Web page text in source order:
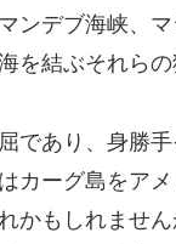
ンデブ海峡、
を結ぶそれら
であり、身勝
カーグ島をア
かもしれませ